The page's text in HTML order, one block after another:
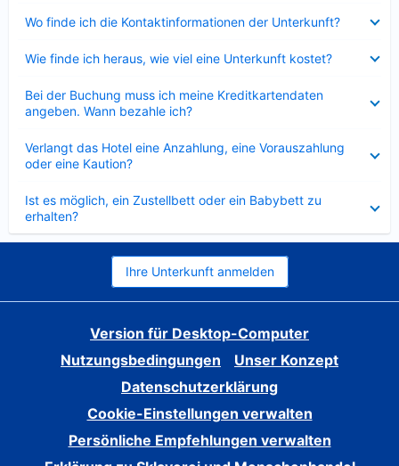
Wo finde ich die Kontaktinformationen der Unterkunft?
Wie finde ich heraus, wie viel eine Unterkunft kostet?
Bei der Buchung muss ich meine Kreditkartendaten
angeben. Wann bezahle ich?
Verlangt das Hotel eine Anzahlung, eine Vorauszahlung
oder eine Kaution?
Ist es möglich, ein Zustellbett oder ein Babybett zu
erhalten?
Ihre Unterkunft anmelden
Version für Desktop-Computer
Nutzungsbedingungen
Unser Konzept
Datenschutzerklärung
Cookie-Einstellungen verwalten
Persönliche Empfehlungen verwalten